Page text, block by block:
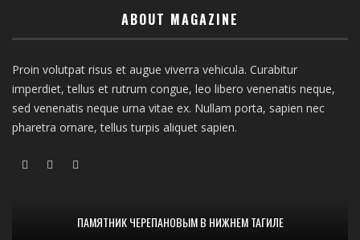
ABOUT MAGAZINE
Proin volutpat risus et augue viverra vehicula. Curabitur
imperdiet, tellus et rutrum congue, leo libero venenatis neque,
sed venenatis neque urna vitae ex. Nullam porta, sapien nec
pharetra ornare, tellus turpis aliquet sapien.
ПАМЯТНИК ЧЕРЕПАНОВЫМ В НИЖНЕМ ТАГИЛЕ